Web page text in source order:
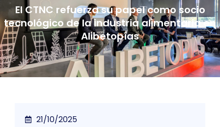
El CTNC refuerza su papel como socio
tecnológico de la industria alimentaria en
Alibetopías
21/10/2025